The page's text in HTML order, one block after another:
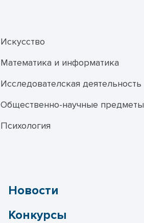
Искусство
Математика и информатика
Исследователская деятельность
Общественно-научные предметы
Психология
Новости
Конкурсы